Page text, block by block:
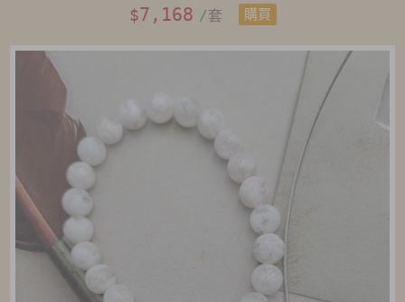
$7,168 /套 購買